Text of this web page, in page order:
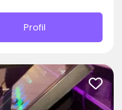
Profil